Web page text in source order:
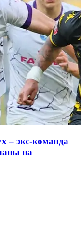
– экс-команда
на